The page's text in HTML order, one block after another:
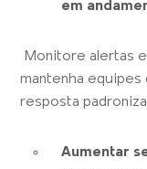
em
Monitore alertas
mantenha
resposta
Aumentar